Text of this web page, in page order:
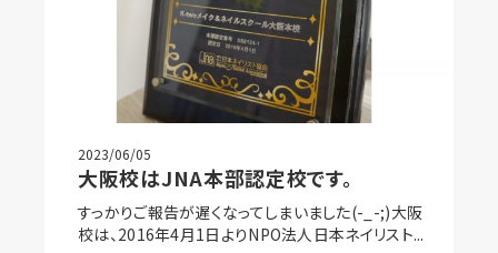
2023/06/05
大阪校はJNA本部認定校です。
すっかりご報告が遅くなってしまいました(-_-;)大阪
校は、2016年4月1日よりNPO法人日本ネイリスト...